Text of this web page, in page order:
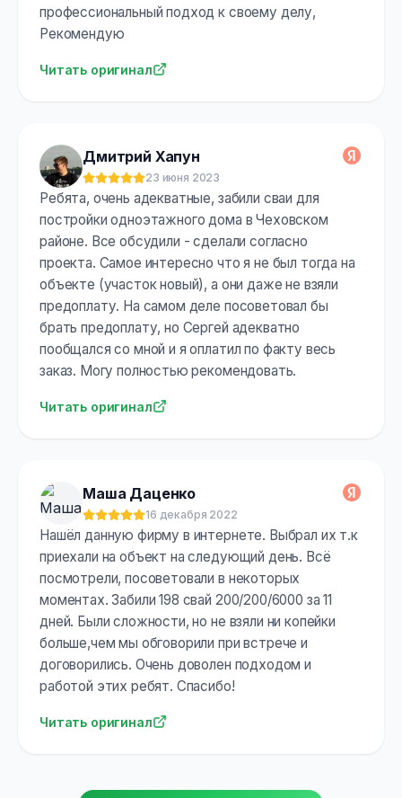
профессиональный подход к своему делу,
Рекомендую
Читать оригинал
Дмитрий Хапун
Оценка:5из 523 июня 2023
Ребята, очень адекватные, забили сваи для
постройки одноэтажного дома в Чеховском
районе. Все обсудили - сделали согласно
проекта. Самое интересно что я не был тогда на
объекте (участок новый), а они даже не взяли
предоплату. На самом деле посоветовал бы
брать предоплату, но Сергей адекватно
пообщался со мной и я оплатил по факту весь
заказ. Могу полностью рекомендовать.
Читать оригинал
Маша Даценко
Оценка:5из 516 декабря 2022
Нашёл данную фирму в интернете. Выбрал их т.к
приехали на объект на следующий день. Всё
посмотрели, посоветовали в некоторых
моментах. Забили 198 свай 200/200/6000 за 11
дней. Были сложности, но не взяли ни копейки
больше,чем мы обговорили при встрече и
договорились. Очень доволен подходом и
работой этих ребят. Спасибо!
Читать оригинал